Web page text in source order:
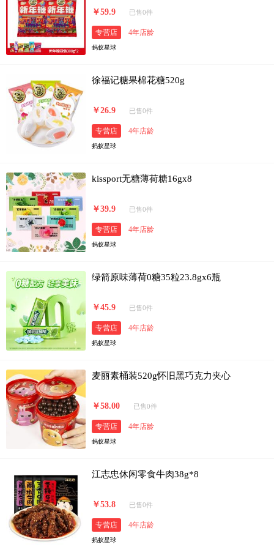
￥59.9 已售0件
专营店 4年店龄
蚂蚁星球
徐福记糖果棉花糖520g
￥26.9 已售0件
专营店 4年店龄
蚂蚁星球
kissport无糖薄荷糖16gx8
￥39.9 已售0件
专营店 4年店龄
蚂蚁星球
绿箭原味薄荷0糖35粒23.8gx6瓶
￥45.9 已售0件
专营店 4年店龄
蚂蚁星球
麦丽素桶装520g怀旧黑巧克力夹心
￥58.00 已售0件
专营店 4年店龄
蚂蚁星球
江志忠休闲零食牛肉38g*8
￥53.8 已售0件
专营店 4年店龄
蚂蚁星球